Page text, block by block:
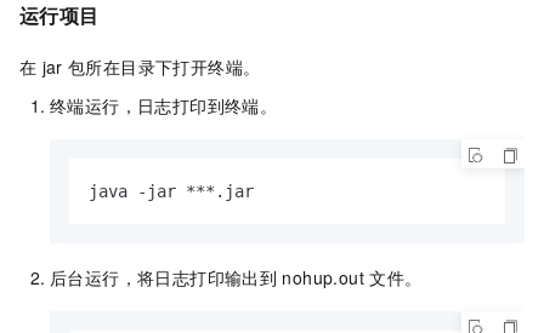
运行项目
在 jar 包所在目录下打开终端。
终端运行，日志打印到终端。
java -jar ***.jar
后台运行，将日志打印输出到 nohup.out 文件。